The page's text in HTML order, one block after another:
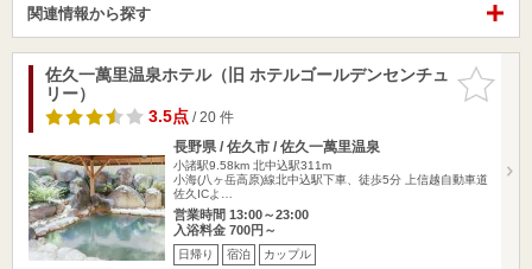
関連情報から探す
お気に入
りに追加
佐久一萬里温泉ホテル（旧 ホテルゴールデンセンチュ
リー）
3.5点/ 20 件
長野県 / 佐久市 / 佐久一萬里温泉
小諸駅9.58km 北中込駅311m
小海(八ヶ岳高原)線北中込駅下車、徒歩5分 上信越自動車道
佐久ICよ…
営業時間 13:00～23:00
入浴料金 700円～
日帰り 宿泊 カップル